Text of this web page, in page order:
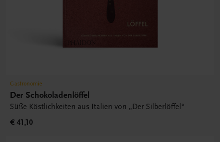
Gastronomie
Der Schokoladenlöffel
Süße Köstlichkeiten aus Italien von „Der Silberlöffel“
€ 41,10